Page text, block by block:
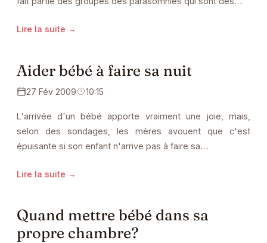
Lire la suite →
Aider bébé à faire sa nuit
27 Fév 2009 10:15
L'arrivée d'un bébé apporte vraiment une joie, mais,
selon des sondages, les mères avouent que c'est
épuisante si son enfant n'arrive pas à faire sa…
Lire la suite →
Quand mettre bébé dans sa
propre chambre?